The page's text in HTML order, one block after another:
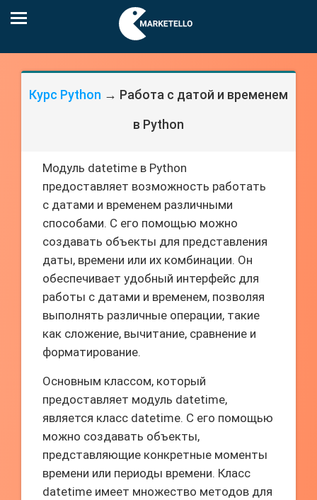
Курс Python → Работа с датой и временем
в Python
Модуль datetime в Python
предоставляет возможность работать
с датами и временем различными
способами. С его помощью можно
создавать объекты для представления
даты, времени или их комбинации. Он
обеспечивает удобный интерфейс для
работы с датами и временем, позволяя
выполнять различные операции, такие
как сложение, вычитание, сравнение и
форматирование.
Основным классом, который
предоставляет модуль datetime,
является класс datetime. С его помощью
можно создавать объекты,
представляющие конкретные моменты
времени или периоды времени. Класс
datetime имеет множество методов для